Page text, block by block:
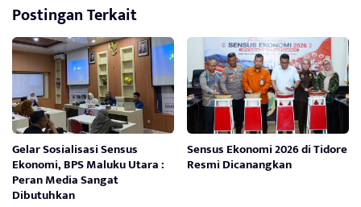
Postingan Terkait
Gelar Sosialisasi Sensus
Ekonomi, BPS Maluku Utara :
Peran Media Sangat
Dibutuhkan
Sensus Ekonomi 2026 di Tidore
Resmi Dicanangkan